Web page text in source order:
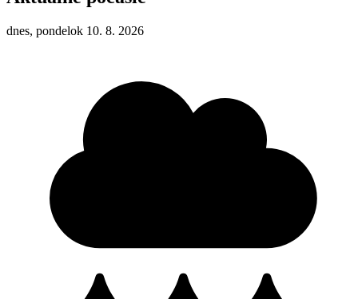
dnes, pondelok 10. 8. 2026